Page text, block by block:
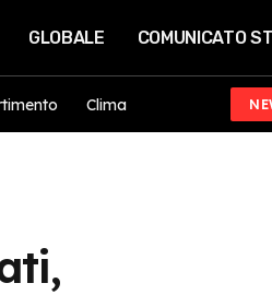
GLOBALE COMUNICATO
Clima